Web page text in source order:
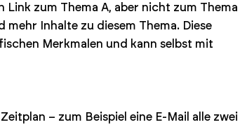
Link zum Thema A, aber nicht zum Thema
Inhalte zu diesem Thema. Diese
Merkmalen und kann selbst mit
– zum Beispiel eine E-Mail alle zwei